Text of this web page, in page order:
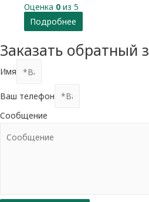
Оценка 0 из 5
Подробнее
Заказать обратный
Имя
Ваш телефон
Сообщение